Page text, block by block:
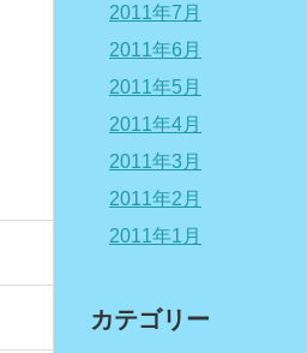
2011年7月
2011年6月
2011年5月
2011年4月
2011年3月
2011年2月
2011年1月
カテゴリー